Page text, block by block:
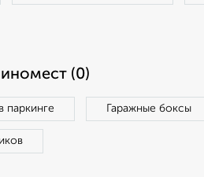
(0)
паркинге Гаражные боксы